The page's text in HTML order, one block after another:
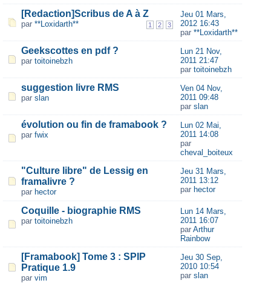
[Redaction]Scribus de A à Z
1 2 3
par **Loxidarth**
Jeu 01 Mars,
2012 16:43
par **Loxidarth**
Geekscottes en pdf ?
par toitoinebzh
Lun 21 Nov,
2011 21:47
par toitoinebzh
suggestion livre RMS
par slan
Ven 04 Nov,
2011 09:48
par slan
évolution ou fin de framabook ?
par fwix
Lun 02 Mai,
2011 14:08
par
cheval_boiteux
"Culture libre" de Lessig en
framalivre ?
par hector
Jeu 31 Mars,
2011 13:12
par hector
Coquille - biographie RMS
par toitoinebzh
Lun 14 Mars,
2011 16:07
par Arthur
Rainbow
[Framabook] Tome 3 : SPIP
Pratique 1.9
par vim
Jeu 30 Sep,
2010 10:54
par slan